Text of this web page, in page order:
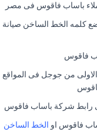
باساب فاقوس فى مصر
كلمه الخط الساخن صيانة
فاقوس
من جوجل فى المواقع
رابط شركة باساب فاقوس
فاقوس او الخط الساخن